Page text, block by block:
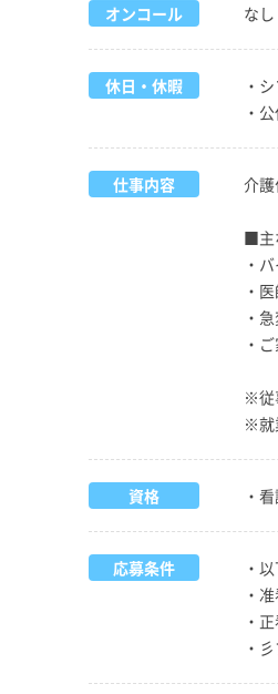
オンコール なし
休日・休暇
・
・
仕事内容 介
■主
・
・
・
・
※従
※就
資格 ・
応募条件
・
・
・
・